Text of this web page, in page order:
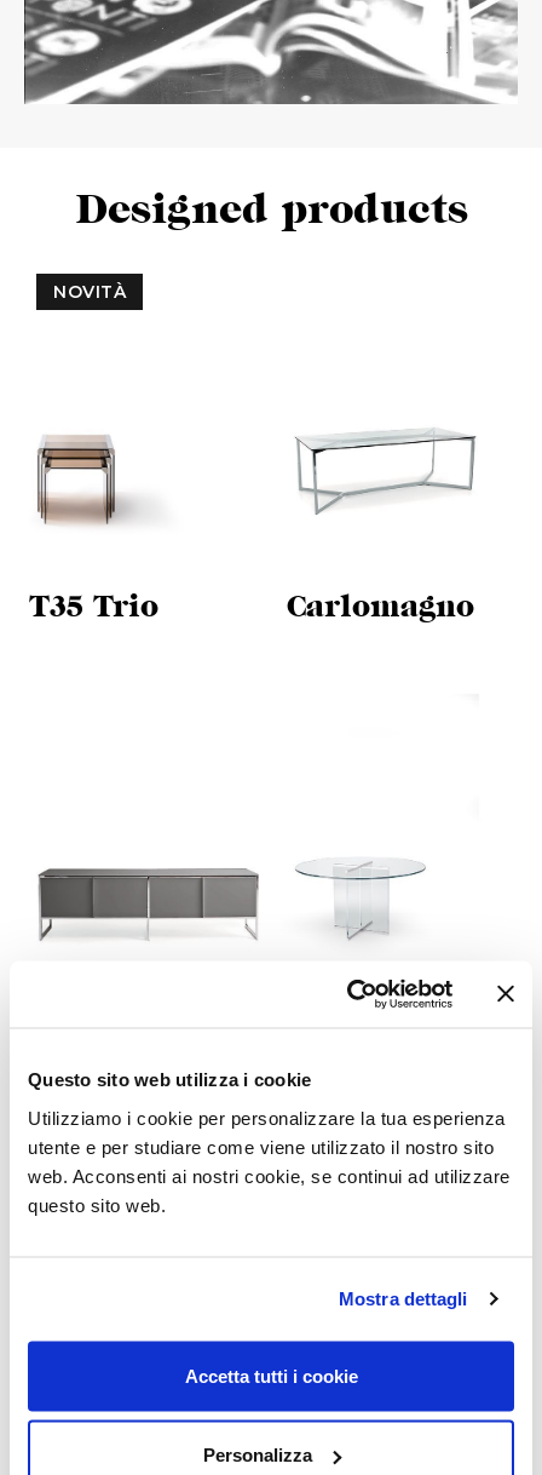
Questo sito web utilizza i cookie
Utilizziamo i cookie per personalizzare la tua esperienza
utente e per studiare come viene utilizzato il nostro sito
web. Acconsenti ai nostri cookie, se continui ad utilizzare
questo sito web.
Mostra dettagli
Accetta tutti i cookie
Personalizza
Designed products
NOVITÀ
T35 Trio Carlomagno
George 2